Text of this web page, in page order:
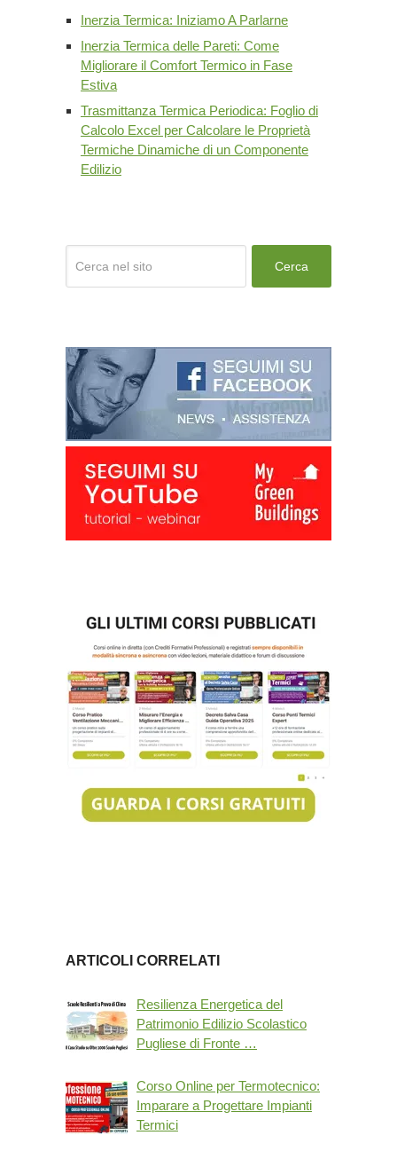
Inerzia Termica: Iniziamo A Parlarne
Inerzia Termica delle Pareti: Come
Migliorare il Comfort Termico in Fase
Estiva
Trasmittanza Termica Periodica: Foglio di
Calcolo Excel per Calcolare le Proprietà
Termiche Dinamiche di un Componente
Edilizio
Cerca
ARTICOLI CORRELATI
Resilienza Energetica del
Patrimonio Edilizio Scolastico
Pugliese di Fronte …
Corso Online per Termotecnico:
Imparare a Progettare Impianti
Termici